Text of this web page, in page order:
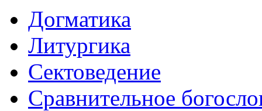
Догматика
Литургика
Сектоведение
Сравнительное